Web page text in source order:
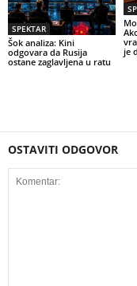
SPEKTAR
Šok analiza: Kini
odgovara da Rusija
ostane zaglavljena u ratu
je
OSTAVITI ODGOVOR